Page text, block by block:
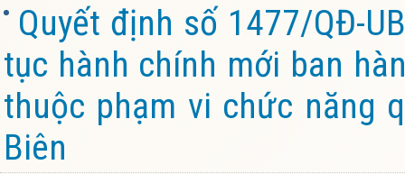
Quyết định số 1477/QĐ-
tục hành chính mới ban
thuộc phạm vi chức năng
Biên